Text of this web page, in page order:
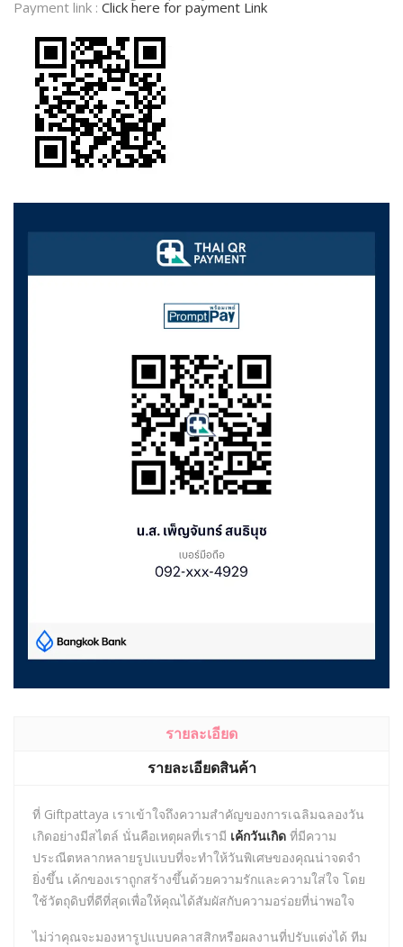
Payment link : Click here for payment Link
รายละเอียด
รายละเอียดสินค้า
ที่ Giftpattaya เราเข้าใจถึงความสำคัญของการเฉลิมฉลองวัน
เกิดอย่างมีสไตล์ นั่นคือเหตุผลที่เรามี เค้กวันเกิด ที่มีความ
ประณีตหลากหลายรูปแบบที่จะทำให้วันพิเศษของคุณน่าจดจำ
ยิ่งขึ้น เค้กของเราถูกสร้างขึ้นด้วยความรักและความใส่ใจ โดย
ใช้วัตถุดิบที่ดีที่สุดเพื่อให้คุณได้สัมผัสกับความอร่อยที่น่าพอใจ
ไม่ว่าคุณจะมองหารูปแบบคลาสสิกหรือผลงานที่ปรับแต่งได้ ทีม